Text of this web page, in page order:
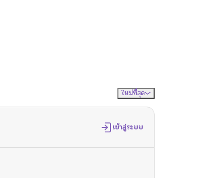
ใหม่ที่สุด
เข้าสู่ระบบ